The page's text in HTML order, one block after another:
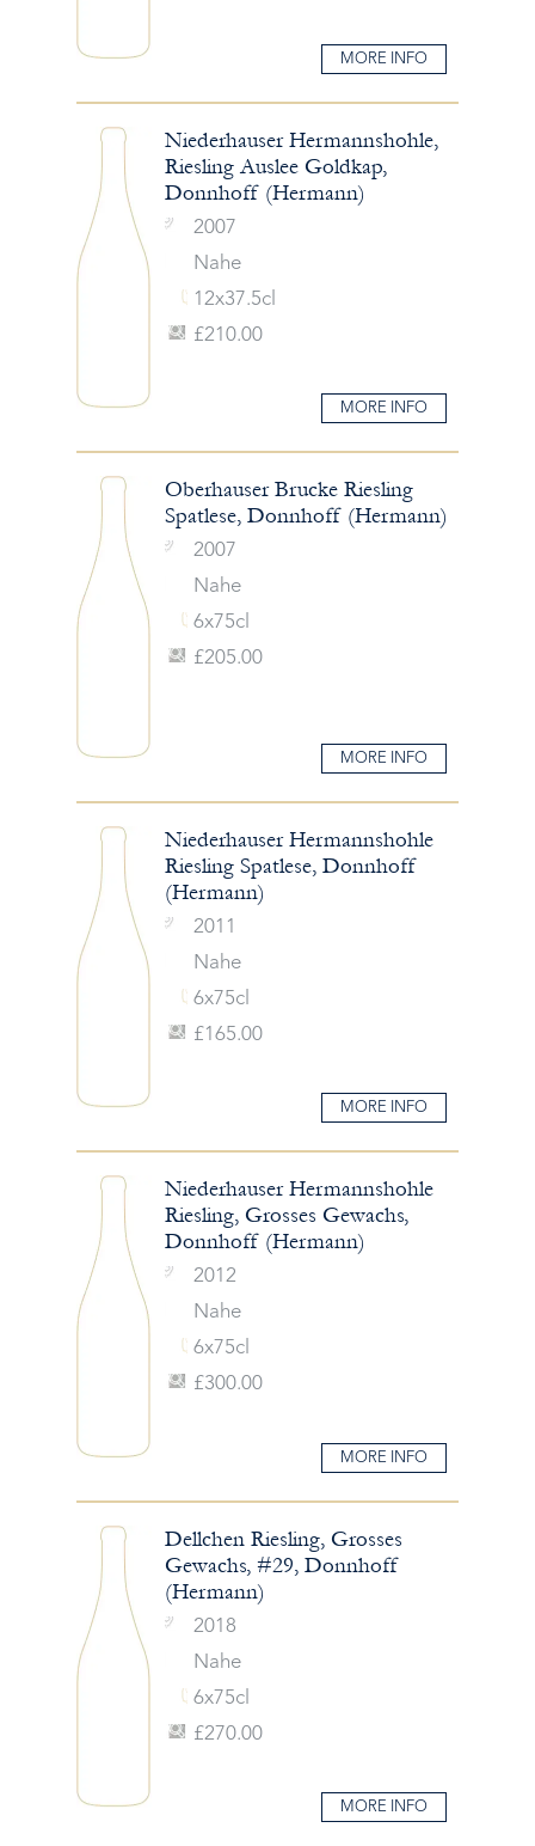
MORE INFO
Niederhauser Hermannshohle,
Riesling Auslee Goldkap,
Donnhoff (Hermann)
2007
Nahe
12x37.5cl
£210.00
MORE INFO
Oberhauser Brucke Riesling
Spatlese, Donnhoff (Hermann)
2007
Nahe
6x75cl
£205.00
MORE INFO
Niederhauser Hermannshohle
Riesling Spatlese, Donnhoff
(Hermann)
2011
Nahe
6x75cl
£165.00
MORE INFO
Niederhauser Hermannshohle
Riesling, Grosses Gewachs,
Donnhoff (Hermann)
2012
Nahe
6x75cl
£300.00
MORE INFO
Dellchen Riesling, Grosses
Gewachs, #29, Donnhoff
(Hermann)
2018
Nahe
6x75cl
£270.00
MORE INFO